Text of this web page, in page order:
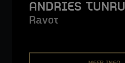
ANDRIES TUNRU
Ravot